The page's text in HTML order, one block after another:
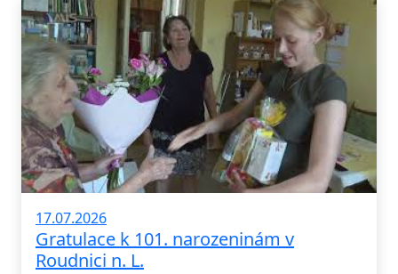
17.07.2026
Gratulace k 101. narozeninám v
Roudnici n. L.